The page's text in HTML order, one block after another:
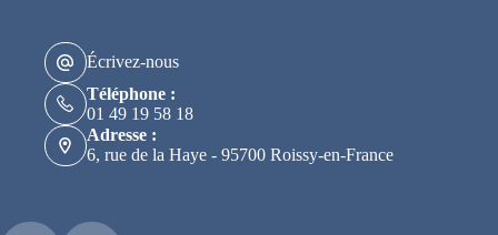
Écrivez-nous
Téléphone :
01 49 19 58 18
Adresse :
6, rue de la Haye - 95700 Roissy-en-France